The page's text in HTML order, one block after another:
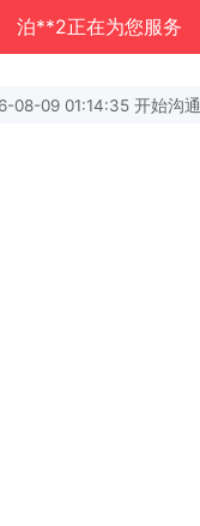
泊**2正在为您服务
08-09 01:14:35 开始沟通